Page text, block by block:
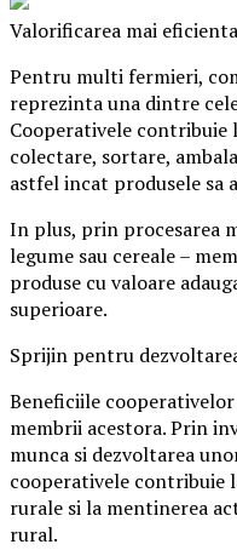
Valorificarea mai
Pentru multi fermieri,
reprezinta una dintre
Cooperativele contribuie
colectare, sortare,
astfel incat produsele sa
In plus, prin procesarea
legume sau cereale –
produse cu valoare
superioare.
Sprijin pentru
Beneficiile
membrii acestora. Prin
munca si dezvoltarea
cooperativele contribuie
rurale si la mentinerea
rural.